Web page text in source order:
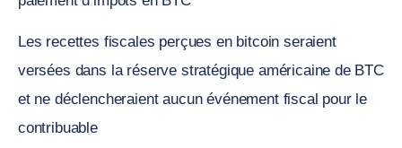
Les recettes fiscales perçues en bitcoin seraient
versées dans la réserve stratégique américaine de BTC
et ne déclencheraient aucun événement fiscal pour le
contribuable